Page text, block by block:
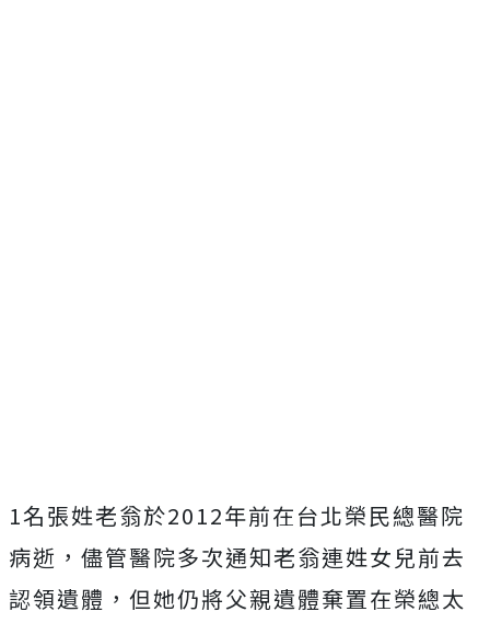
1名張姓老翁於2012年前在台北榮民總醫院
病逝，儘管醫院多次通知老翁連姓女兒前去
認領遺體，但她仍將父親遺體棄置在榮總太